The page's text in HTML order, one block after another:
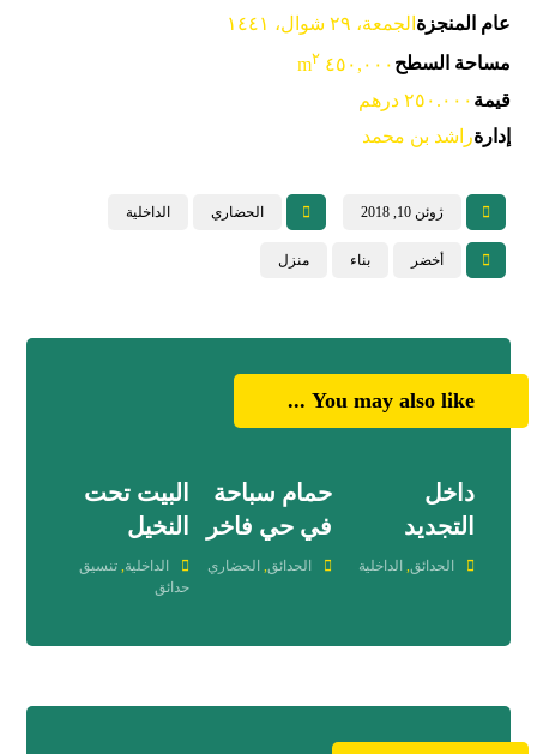
عام المنجزة الجمعة، ٢٩ شوال، ١٤٤١
مساحة السطح ٤٥٠,٠٠٠ m ٢
قيمة ٢٥٠.٠٠٠ درهم
إدارةراشد بن محمد
ژوئن 10, 2018 الحضاري الداخلية
أخضر بناء منزل
You may also like ...
داخل
التجديد
الحدائق ,الداخلية
حمام سباحة
في حي فاخر
الحدائق ,الحضاري
البيت تحت
النخيل
الداخلية ,تنسيق
حدائق